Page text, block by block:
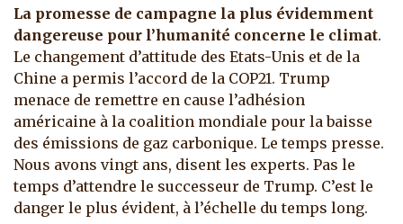
La promesse de campagne la plus évidemment
dangereuse pour l’humanité concerne le climat.
Le changement d’attitude des Etats-Unis et de la
Chine a permis l’accord de la COP21. Trump
menace de remettre en cause l’adhésion
américaine à la coalition mondiale pour la baisse
des émissions de gaz carbonique. Le temps presse.
Nous avons vingt ans, disent les experts. Pas le
temps d’attendre le successeur de Trump. C’est le
danger le plus évident, à l’échelle du temps long.